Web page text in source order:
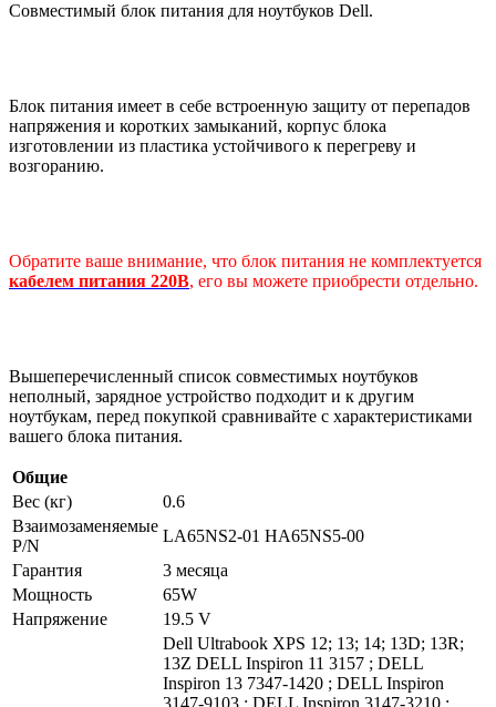
Совместимый блок питания для ноутбуков Dell.
Блок питания имеет в себе встроенную защиту от перепадов
напряжения и коротких замыканий, корпус блока
изготовлении из пластика устойчивого к перегреву и
возгоранию.
Обратите ваше внимание, что блок питания не комплектуется
кабелем питания 220В, его вы можете приобрести отдельно.
Вышеперечисленный список совместимых ноутбуков
неполный, зарядное устройство подходит и к другим
ноутбукам, перед покупкой сравнивайте с характеристиками
вашего блока питания.
Общие
Вес (кг)
0.6
Взаимозаменяемые
P/N
LA65NS2-01 HA65NS5-00
Гарантия
3 месяца
Мощность
65W
Напряжение
19.5 V
Dell Ultrabook XPS 12; 13; 14; 13D; 13R;
13Z DELL Inspiron 11 3157 ; DELL
Inspiron 13 7347-1420 ; DELL Inspiron